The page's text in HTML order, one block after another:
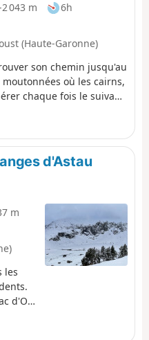
043 m
6h
(Haute-Garonne)
son chemin jusqu'au
où les cairns,
chaque fois le suivant
brèche, difficile
versant Ouest pour
pas d'escalade facile.
qu'à la montée
Lac Vert.
d'Astau
m
les
d'Oô